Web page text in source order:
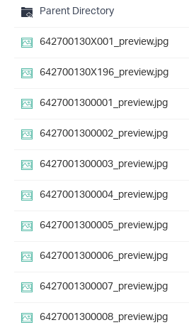
Parent Directory
642700130X001_preview.jpg
642700130X196_preview.jpg
6427001300001_preview.jpg
6427001300002_preview.jpg
6427001300003_preview.jpg
6427001300004_preview.jpg
6427001300005_preview.jpg
6427001300006_preview.jpg
6427001300007_preview.jpg
6427001300008_preview.jpg